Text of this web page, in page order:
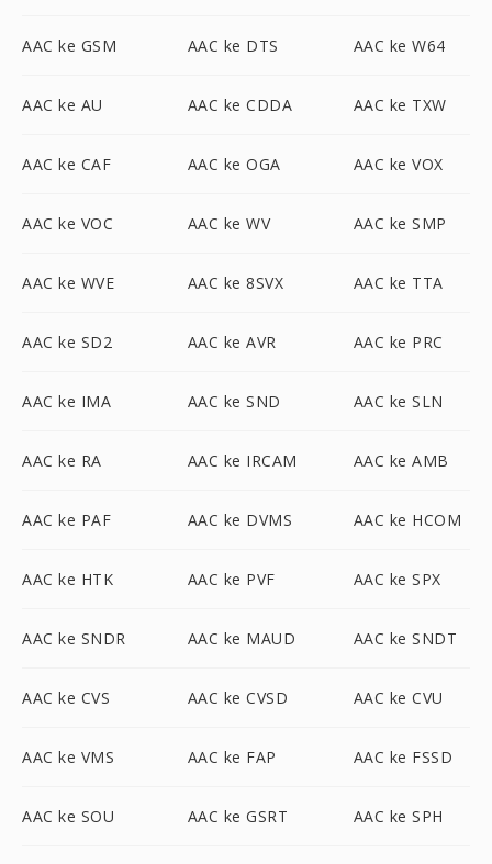
AAC ke GSM AAC ke DTS AAC ke W64
AAC ke AU AAC ke CDDA AAC ke TXW
AAC ke CAF AAC ke OGA AAC ke VOX
AAC ke VOC AAC ke WV AAC ke SMP
AAC ke WVE AAC ke 8SVX AAC ke TTA
AAC ke SD2 AAC ke AVR AAC ke PRC
AAC ke IMA AAC ke SND AAC ke SLN
AAC ke RA AAC ke IRCAM AAC ke AMB
AAC ke PAF AAC ke DVMS AAC ke HCOM
AAC ke HTK AAC ke PVF AAC ke SPX
AAC ke SNDR AAC ke MAUD AAC ke SNDT
AAC ke CVS AAC ke CVSD AAC ke CVU
AAC ke VMS AAC ke FAP AAC ke FSSD
AAC ke SOU AAC ke GSRT AAC ke SPH